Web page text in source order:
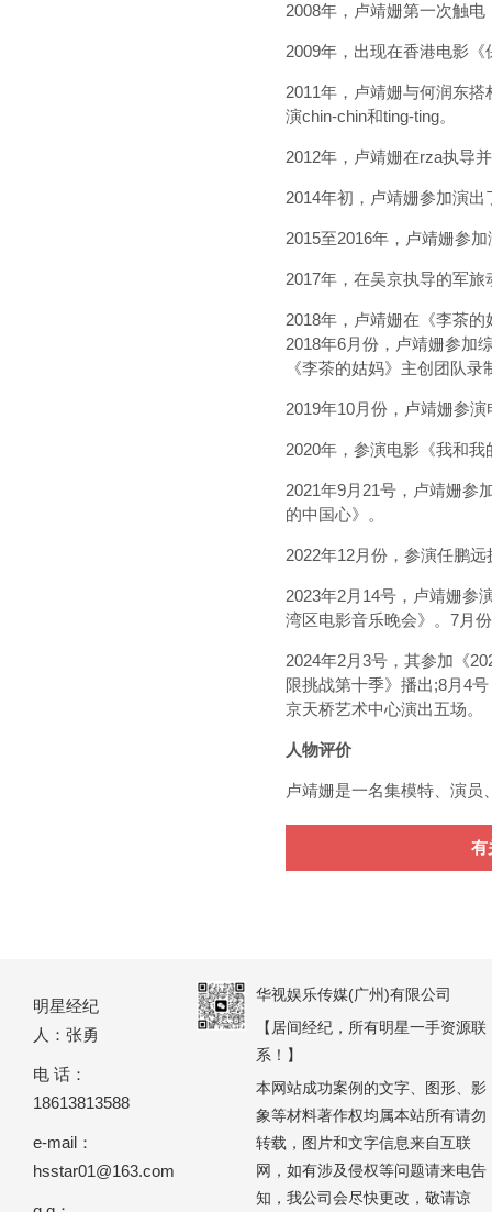
2008年，卢靖姗第一次触
2009年，出现在香港电影
2011年，卢靖姗与何润东
演chin-chin和ting-ting。
2012年，卢靖姗在rza执导
2014年初，卢靖姗参加演
2015至2016年，卢靖姗参
2017年，在吴京执导的军
2018年，卢靖姗在《李茶
2018年6月份，卢靖姗参加
《李茶的姑妈》主创团队
2019年10月份，卢靖姗参
2020年，参演电影《我和
2021年9月21号，卢靖姗参
的中国心》。
2022年12月份，参演任鹏
2023年2月14号，卢靖姗参
湾区电影音乐晚会》。7月
2024年2月3号，其参加《
限挑战第十季》播出;8月4
京天桥艺术中心演出五场。
人物评价
卢靖姗是一名集模特、演
有
明星经纪
人：张勇
电 话：
18613813588
e-mail：
hsstar01@163.com
华视娱乐传媒(广州)有限公司
【居间经纪，所有明星一手资源联
系！】
本网站成功案例的文字、图形、影
象等材料著作权均属本站所有请勿
转载，图片和文字信息来自互联
网，如有涉及侵权等问题请来电告
知，我公司会尽快更改，敬请谅